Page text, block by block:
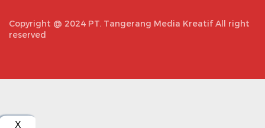
Copyright @ 2024 PT. Tangerang Media Kreatif All right
reserved
X